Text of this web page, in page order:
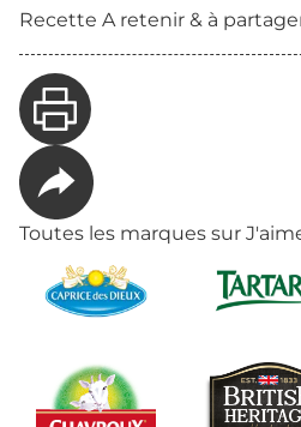
Recette A retenir & à
Toutes les marques sur